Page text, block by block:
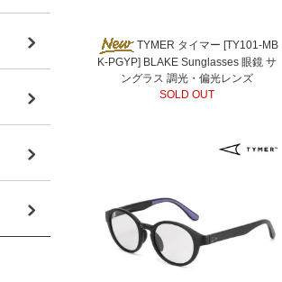
TYMER タイマー [TY101-MB
K-PGYP] BLAKE Sunglasses 眼鏡 サ
ングラス 調光・偏光レンズ
SOLD OUT